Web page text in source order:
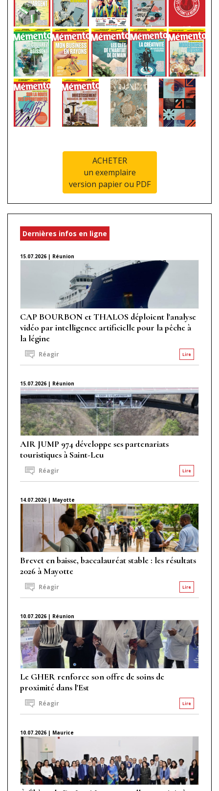
ACHETER
un exemplaire
version papier ou PDF
Dernières infos en ligne
15.07.2026 | Réunion
CAP BOURBON et THALOS déploient l'analyse
vidéo par intelligence artificielle pour la pêche à
la légine
Lire
Réagir
15.07.2026 | Réunion
AIR JUMP 974 développe ses partenariats
touristiques à Saint-Leu
Lire
Réagir
14.07.2026 | Mayotte
Brevet en baisse, baccalauréat stable : les résultats
2026 à Mayotte
Lire
Réagir
10.07.2026 | Réunion
Le GHER renforce son offre de soins de
proximité dans l'Est
Lire
Réagir
10.07.2026 | Maurice